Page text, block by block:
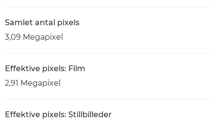
Samlet antal pixels
3,09 Megapixel
Effektive pixels: Film
2,91 Megapixel
Effektive pixels: Stillbilleder